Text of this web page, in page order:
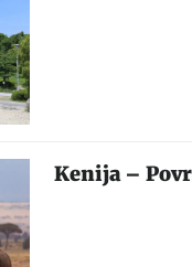
Kenija –